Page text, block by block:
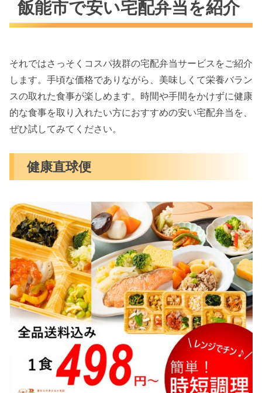
飯能市で安い宅配弁当を紹介
それではさっそくコスパ抜群の宅配弁当サービスをご紹介
します。手頃な価格でありながら、美味しくて栄養バラン
スの取れた食事が楽しめます。時間や手間をかけずに健康
的な食事を取り入れたい方におすすめの安い宅配弁当を、
ぜひ試してみてください。
健康直球便